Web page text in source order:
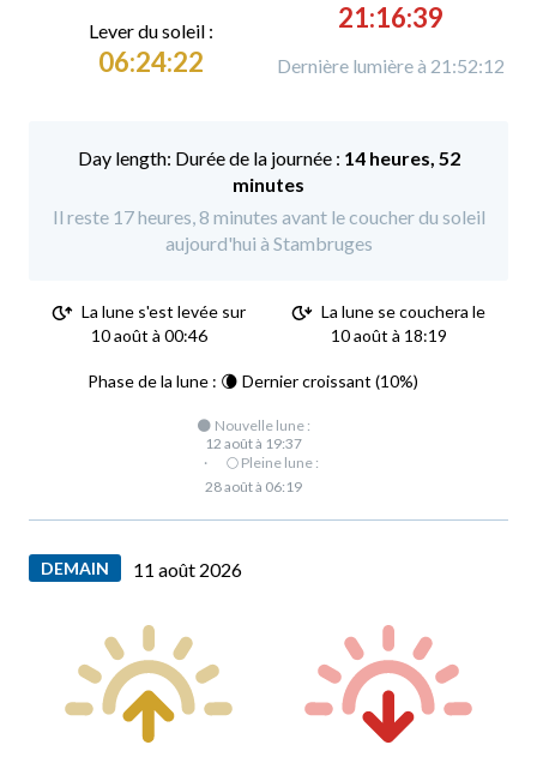
Lever du soleil :
06:24:22
21:16:39
Dernière lumière à 21:52:12
Durée de la journée : 14 heures, 52
minutes
Il reste 17 heures, 8 minutes avant le coucher du soleil
aujourd'hui à Stambruges
La lune s'est levée sur
10 août à 00:46
La lune se couchera le
10 août à 18:19
Phase de la lune : 🌘 Dernier croissant (10%)
🌑 Nouvelle lune :
12 août à 19:37
·
🌕 Pleine lune :
28 août à 06:19
DEMAIN 11 août 2026